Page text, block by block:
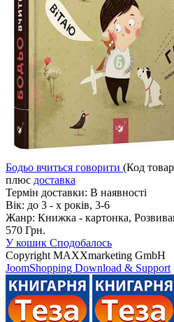
Бодьо вчиться говорити (Код
плюс доставка
Термін доставки: В наявності
Вік: до 3 - х років, 3-6
Жанр: Книжка - картонка,
570 Грн.
У кошик Сподобалось
Copyright MAXXmarketing GmbH
JoomShopping Download & Support